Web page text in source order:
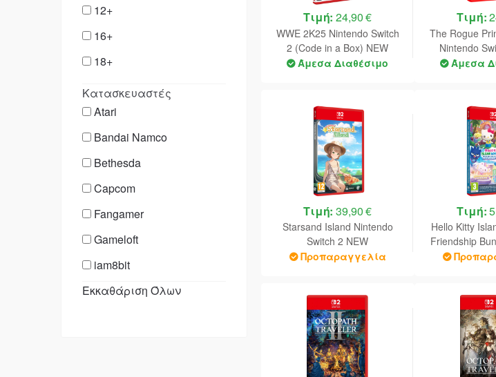
Sport
Family Kids
Survival Horror
12+
16+
18+
Κατασκευαστές
Atari
Bandai Namco
Bethesda
Capcom
Fangamer
Gameloft
iam8bit
ININ
Εκκαθάριση Όλων
Τιμή:24,90 €
WWE 2K25 Nintendo Switch
2 (Code in a Box) NEW
Άμεσα Διαθέσιμο
Τιμή:
The Rogue
Nintendo
Άμεσα
Τιμή:39,90 €
Starsand Island Nintendo
Switch 2 NEW
Προπαραγγελία
Τιμή:
Hello Kitty
Friendship
Switch